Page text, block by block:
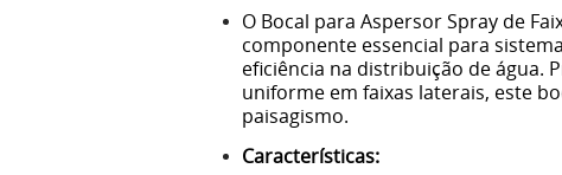
O Bocal para Aspersor Spray de
componente essencial para
eficiência na distribuição de
uniforme em faixas laterais, este
paisagismo.
Características: